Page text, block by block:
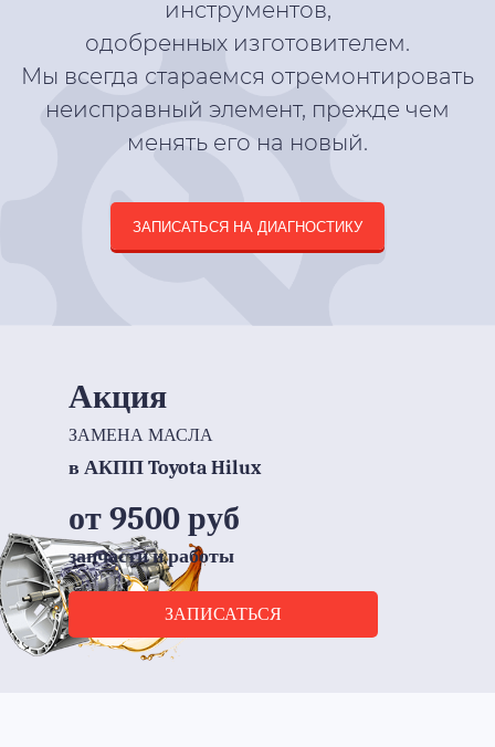
Полная диагностика
Диагностика КПП
Наши мастера проводят диагностику и
ремонт с использованием
одобренных изготовителем.
ЗАПИСАТЬСЯ НА ДИАГНОСТИКУ
Акция
ЗАМЕНА МАСЛА